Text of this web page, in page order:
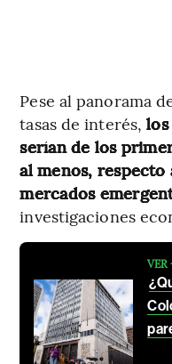
Pese al panorama
tasas de interés,
serían de los
al menos, respecto
mercados
investigaciones
VER